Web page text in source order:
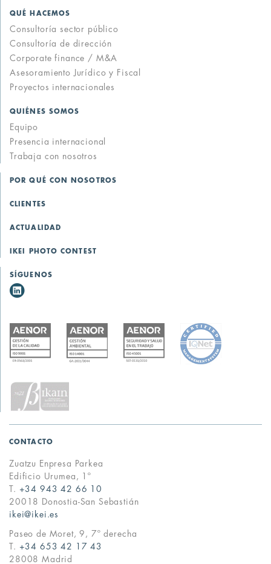
QUÉ HACEMOS
Consultoría sector público
Consultoría de dirección
Corporate finance / M&A
Asesoramiento Jurídico y Fiscal
Proyectos internacionales
QUIÉNES SOMOS
Equipo
Presencia internacional
Trabaja con nosotros
POR QUÉ CON NOSOTROS
CLIENTES
ACTUALIDAD
IKEI PHOTO CONTEST
SÍGUENOS
CONTACTO
Zuatzu Enpresa Parkea
Edificio Urumea, 1º
T. +34 943 42 66 10
20018 Donostia-San Sebastián
ikei@ikei.es
Paseo de Moret, 9, 7º derecha
T. +34 653 42 17 43
28008 Madrid